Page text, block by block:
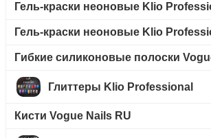
Гель-краски неоновые Klio
Гель-краски неоновые Klio
Гибкие силиконовые полоски
Глиттеры Klio Professional
Кисти Vogue Nails RU